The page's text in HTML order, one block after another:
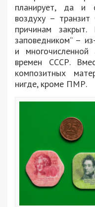
планирует, да и
воздуху –
причинам
заповедником” –
и многочисленной
времен СССР.
композитных
нигде, кроме ПМР.